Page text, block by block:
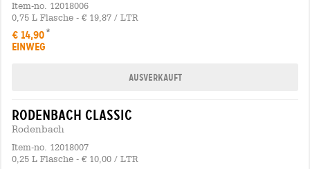
Item-no. 12018006
0,75 L Flasche - € 19,87 / LTR
€ 14,90
EINWEG
Ausverkauft
rodenbach classic
Rodenbach
Item-no. 12018007
0,25 L Flasche - € 10,00 / LTR